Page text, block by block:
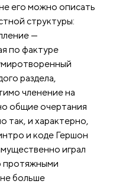
его можно описать
структуры:
—
по фактуре
раздела,
членение на
общие очертания
так, и характерно,
и коде Гершон
играл
протяжными
больше